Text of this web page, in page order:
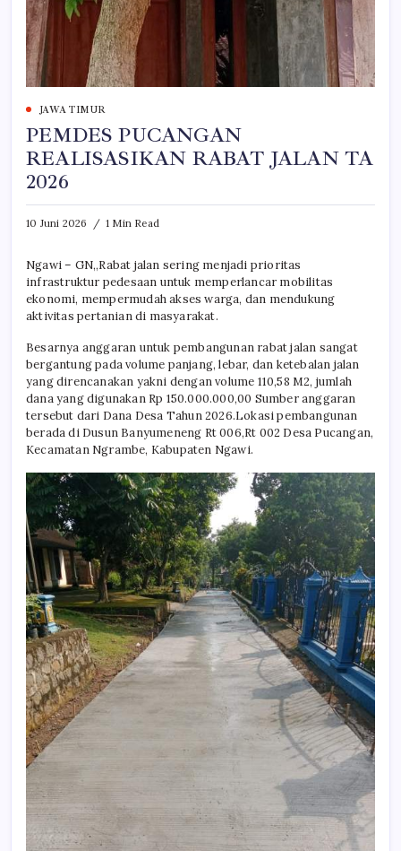
JAWA TIMUR
PEMDES PUCANGAN
REALISASIKAN RABAT JALAN TA
2026
10 Juni 2026 1 Min Read
Ngawi – GN,,Rabat jalan sering menjadi prioritas
infrastruktur pedesaan untuk memperlancar mobilitas
ekonomi, mempermudah akses warga, dan mendukung
aktivitas pertanian di masyarakat.
Besarnya anggaran untuk pembangunan rabat jalan sangat
bergantung pada volume panjang, lebar, dan ketebalan jalan
yang direncanakan yakni dengan volume 110,58 M2, jumlah
dana yang digunakan Rp 150.000.000,00 Sumber anggaran
tersebut dari Dana Desa Tahun 2026.Lokasi pembangunan
berada di Dusun Banyumeneng Rt 006,Rt 002 Desa Pucangan,
Kecamatan Ngrambe, Kabupaten Ngawi.